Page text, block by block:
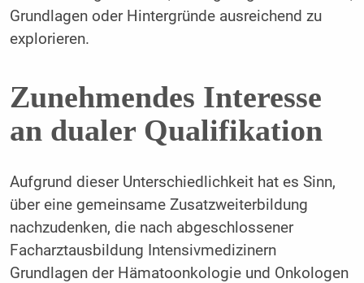
Grundlagen oder Hintergründe ausreichend zu
explorieren.
Zunehmendes Interesse
an dualer Qualifikation
Aufgrund dieser Unterschiedlichkeit hat es Sinn,
über eine gemeinsame Zusatzweiterbildung
nachzudenken, die nach abgeschlossener
Facharztausbildung Intensivmedizinern
Grundlagen der Hämatoonkologie und Onkologen